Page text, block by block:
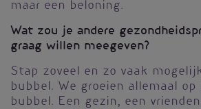
maar een beloning.
Wat zou je andere
graag willen meegeven?
Stap zoveel en zo vaak
bubbel. We groeien allemaal op
bubbel. Een gezin, een